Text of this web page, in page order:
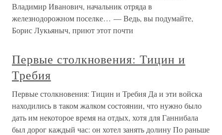
Владимир Иванович, начальник отряда в
железнодорожном поселке… — Ведь, вы подумайте,
Борис Лукьяныч, приют этот почти
Первые столкновения: Тицин и
Требия
Первые столкновения: Тицин и Требия Да и эти войска
находились в таком жалком состоянии, что нужно было
дать им некоторое время на отдых, хотя для Ганнибала
был дорог каждый час: он хотел занять долину По раньше